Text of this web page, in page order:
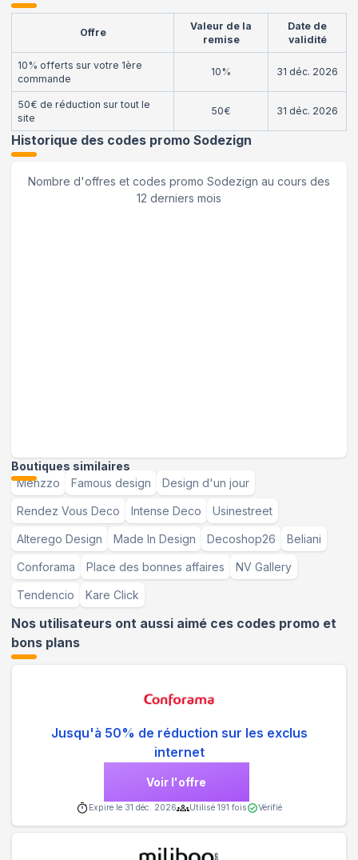
Offre
Valeur de la
remise
Date de
validité
10% offerts sur votre 1ère
commande
10% 31 déc. 2026
50€ de réduction sur tout le
site
50€ 31 déc. 2026
Historique des codes promo Sodezign
Nombre d'offres et codes promo Sodezign au cours des
12 derniers mois
Boutiques similaires
Menzzo
Famous design Design d'un jour
Rendez Vous Deco Intense Deco Usinestreet
Alterego Design Made In Design Decoshop26 Beliani
Conforama Place des bonnes affaires NV Gallery
Tendencio Kare Click
Nos utilisateurs ont aussi aimé ces codes promo et
bons plans
Jusqu'à 50% de réduction sur les exclus
internet
Voir l'offre
Expire le 31 déc. 2026 Utilisé 191 fois Vérifié